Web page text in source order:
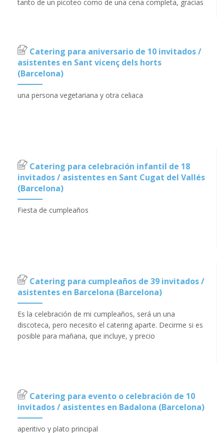
tanto de un picoteo como de una cena completa, gracias
Catering para aniversario de 10 invitados /
asistentes en Sant vicenç dels horts
(Barcelona)
una persona vegetariana y otra celiaca
Catering para celebración infantil de 18
invitados / asistentes en Sant Cugat del Vallés
(Barcelona)
Fiesta de cumpleaños
Catering para cumpleaños de 39 invitados /
asistentes en Barcelona (Barcelona)
Es la celebración de mi cumpleaños, será un una
discoteca, pero necesito el catering aparte. Decirme si es
posible para mañana, que incluye, y precio
Catering para evento o celebración de 10
invitados / asistentes en Badalona (Barcelona)
aperitivo y plato principal